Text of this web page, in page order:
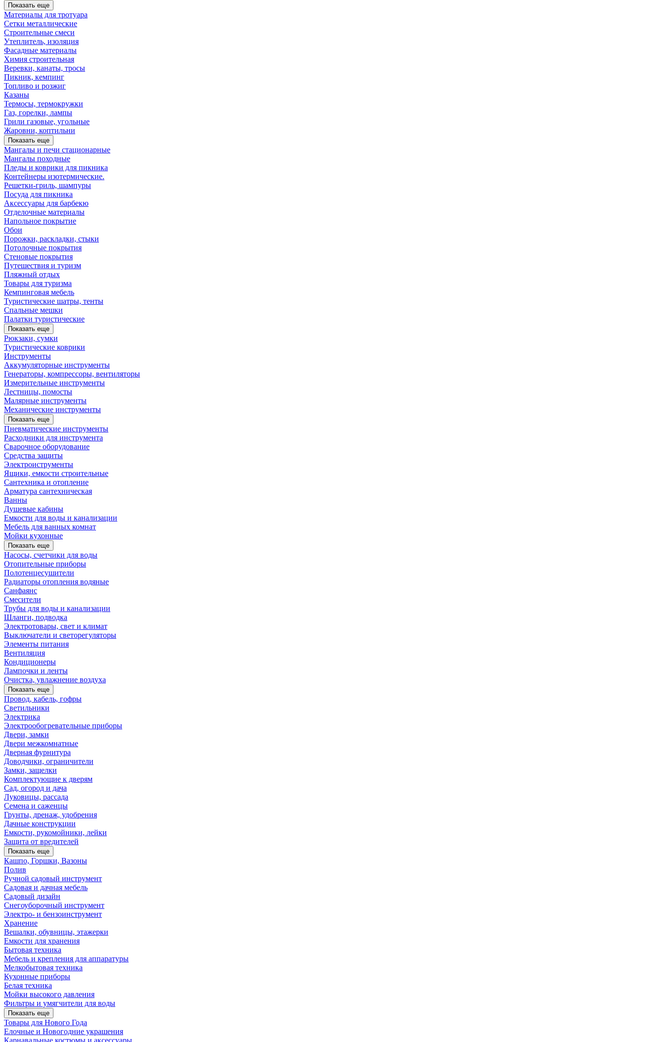
Показать еще
Материалы для тротуара
Сетки металлические
Строительные смеси
Утеплитель, изоляция
Фасадные материалы
Химия строительная
Веревки, канаты, тросы
Пикник, кемпинг
Топливо и розжиг
Казаны
Термосы, термокружки
Газ, горелки, лампы
Грили газовые, угольные
Жаровни, коптильни
Показать еще
Мангалы и печи стационарные
Мангалы походные
Пледы и коврики для пикника
Контейнеры изотермические.
Решетки-гриль, шампуры
Посуда для пикника
Аксессуары для барбекю
Отделочные материалы
Напольное покрытие
Обои
Порожки, раскладки, стыки
Потолочные покрытия
Стеновые покрытия
Путешествия и туризм
Пляжный отдых
Товары для туризма
Кемпинговая мебель
Туристические шатры, тенты
Спальные мешки
Палатки туристические
Показать еще
Рюкзаки, сумки
Туристические коврики
Инструменты
Аккумуляторные инструменты
Генераторы, компрессоры, вентиляторы
Измерительные инструменты
Лестницы, помосты
Малярные инструменты
Механические инструменты
Показать еще
Пневматические инструменты
Расходники для инструмента
Сварочное оборудование
Средства защиты
Электроиструменты
Ящики, емкости строительные
Сантехника и отопление
Арматура сантехническая
Ванны
Душевые кабины
Емкости для воды и канализации
Мебель для ванных комнат
Мойки кухонные
Показать еще
Насосы, счетчики для воды
Отопительные приборы
Полотенцесушители
Радиаторы отопления водяные
Санфаянс
Смесители
Трубы для воды и канализации
Шланги, подводка
Электротовары, свет и климат
Выключатели и светорегуляторы
Элементы питания
Вентиляция
Кондиционеры
Лампочки и ленты
Очистка, увлажнение воздуха
Показать еще
Провод, кабель, гофры
Светильники
Электрика
Электрообогревательные приборы
Двери, замки
Двери межкомнатные
Дверная фурнитура
Доводчики, ограничители
Замки, защелки
Комплектующие к дверям
Сад, огород и дача
Луковицы, рассада
Семена и саженцы
Грунты, дренаж, удобрения
Дачные конструкции
Емкости, рукомойники, лейки
Защита от вредителей
Показать еще
Кашпо, Горшки, Вазоны
Полив
Ручной садовый инструмент
Садовая и дачная мебель
Садовый дизайн
Снегоуборочный инструмент
Электро- и бензоинструмент
Хранение
Вешалки, обувницы, этажерки
Емкости для хранения
Бытовая техника
Мебель и крепления для аппаратуры
Мелкобытовая техника
Кухонные приборы
Белая техника
Мойки высокого давления
Фильтры и умягчители для воды
Показать еще
Товары для Нового Года
Елочные и Новогодние украшения
Карнавальные костюмы и аксессуары